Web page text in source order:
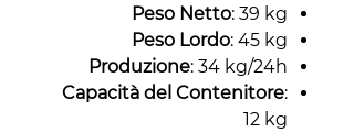
Peso Netto: 39 kg
Peso Lordo: 45 kg
Produzione: 34 kg/24h
Capacità del Contenitore:
12 kg